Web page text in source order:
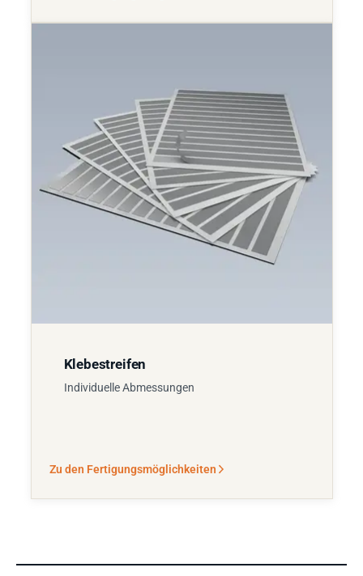
Klebestreifen
Individuelle Abmessungen
Zu den Fertigungsmöglichkeiten